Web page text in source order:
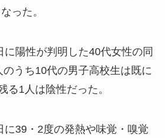
った。
陽性が判明した40代女性の同
うち10代の男子高校生は既に
る1人は陰性だった。
39・2度の発熱や味覚・嗅覚